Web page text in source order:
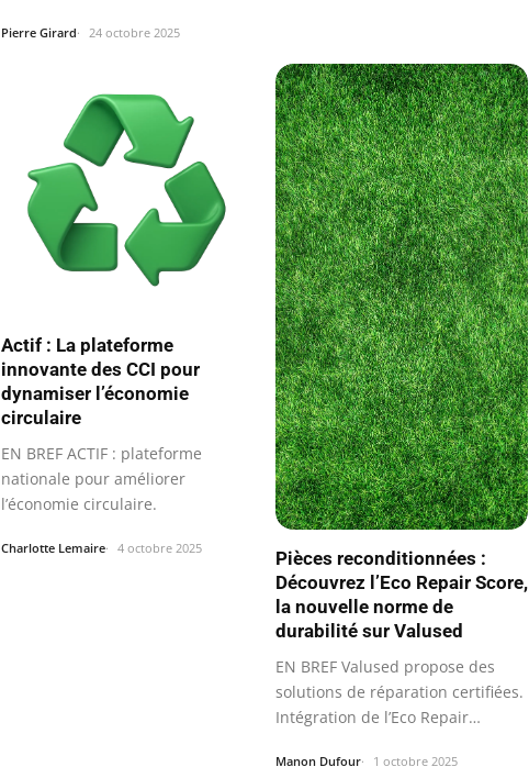
Pierre Girard 24 octobre 2025
Actif : La plateforme
innovante des CCI pour
dynamiser l’économie
circulaire
EN BREF ACTIF : plateforme
nationale pour améliorer
l’économie circulaire.
Charlotte Lemaire 4 octobre 2025
Pièces reconditionnées :
Découvrez l’Eco Repair Score,
la nouvelle norme de
durabilité sur Valused
EN BREF Valused propose des
solutions de réparation certifiées.
Intégration de l’Eco Repair
Manon Dufour 1 octobre 2025